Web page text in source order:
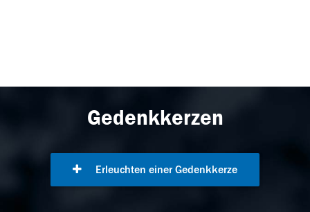
Gedenkkerzen
Erleuchten einer Gedenkkerze